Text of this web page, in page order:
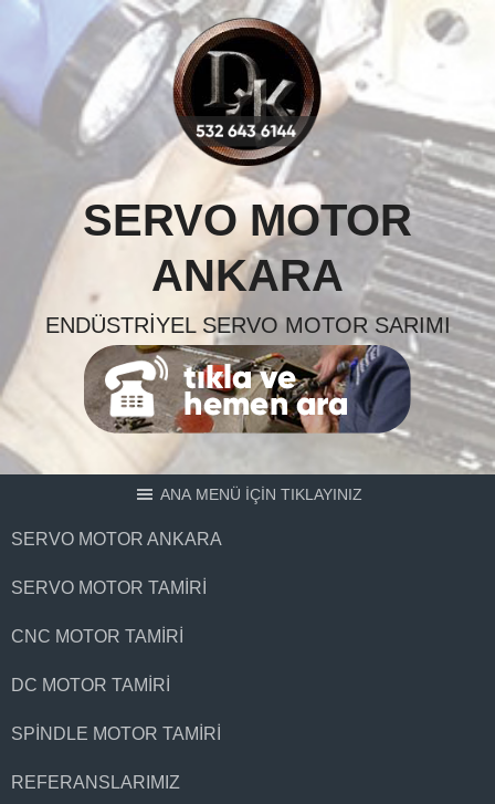
Skip
content
SERVO MOTOR
ANKARA
ENDÜSTRIYEL SERVO MOTOR SARIMI
ANA MENÜ İÇİN TIKLAYINIZ
SERVO MOTOR ANKARA
SERVO MOTOR TAMIRI
CNC MOTOR TAMIRI
DC MOTOR TAMIRI
SPINDLE MOTOR TAMIRI
REFERANSLARIMIZ